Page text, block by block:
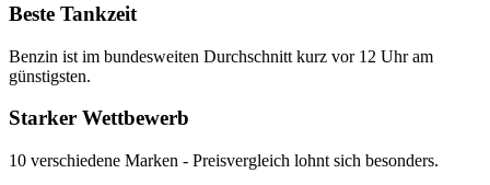
Beste Tankzeit
Benzin ist im bundesweiten Durchschnitt kurz vor 12 Uhr am
günstigsten.
Starker Wettbewerb
10 verschiedene Marken - Preisvergleich lohnt sich besonders.